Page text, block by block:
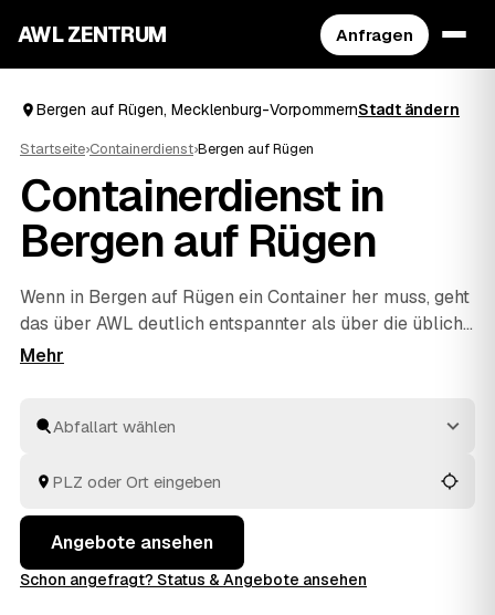
AWL ZENTRUM Anfragen
Bergen auf Rügen, Mecklenburg-VorpommernStadt ändern
Startseite›Containerdienst›Bergen auf Rügen
Containerdienst in
Bergen auf Rügen
Wenn in Bergen auf Rügen ein Container her muss, geht
das über AWL deutlich entspannter als über die übliche
Telefonrunde. Sie beschreiben einmal, was raus soll –
geprüfter Anbieter aus Bergen auf Rügen und
Putbus
und nach dem Befüllen wieder abgeholt. Sie behalten
Angebote ansehen
Schon angefragt? Status & Angebote ansehen